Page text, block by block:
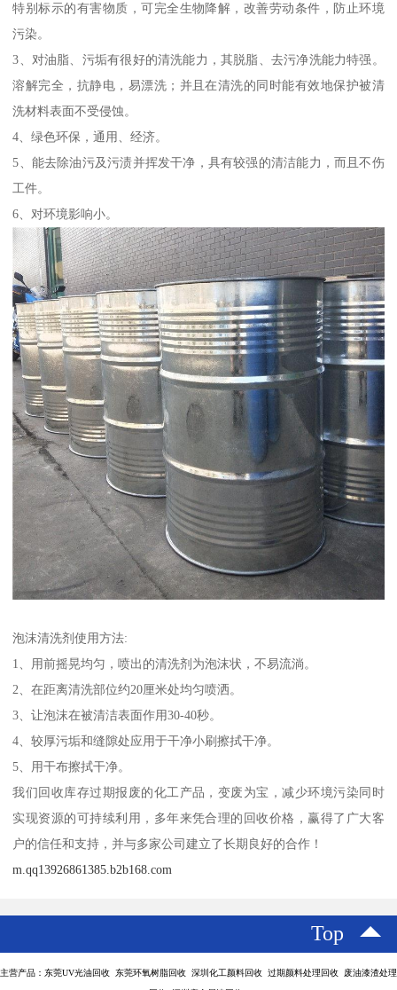
特别标示的有害物质，可完全生物降解，改善劳动条件，防止环境
污染。
3、对油脂、污垢有很好的清洗能力，其脱脂、去污净洗能力特强。
溶解完全，抗静电，易漂洗；并且在清洗的同时能有效地保护被清
洗材料表面不受侵蚀。
4、绿色环保，通用、经济。
5、能去除油污及污渍并挥发干净，具有较强的清洁能力，而且不伤
工件。
6、对环境影响小。
泡沫清洗剂使用方法:
1、用前摇晃均匀，喷出的清洗剂为泡沫状，不易流淌。
2、在距离清洗部位约20厘米处均匀喷洒。
3、让泡沫在被清洁表面作用30-40秒。
4、较厚污垢和缝隙处应用于干净小刷擦拭干净。
5、用干布擦拭干净。
我们回收库存过期报废的化工产品，变废为宝，减少环境污染同时
实现资源的可持续利用，多年来凭合理的回收价格，赢得了广大客
户的信任和支持，并与多家公司建立了长期良好的合作！
m.qq13926861385.b2b168.com
Top
主营产品：东莞UV光油回收 东莞环氧树脂回收 深圳化工颜料回收 过期颜料处理回收 废油漆渣处理